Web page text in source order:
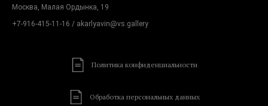
Москва, Малая Ордынка, 19
+7-916-415-11-16 / akarlyavin@vs.gallery
Политика конфиденциальности
Обработка персональных данных